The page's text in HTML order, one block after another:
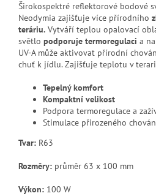
Širokospektré reflektorové bodové
Neodymia zajišťuje více přírodního
teráriu. Vytváří teplou opalovací
světlo podporuje termoregulaci a
UV-A může aktivovat přírodní
chuť k jídlu. Zajišťuje teplotu v
Tepelný komfort
Kompaktní velikost
Podpora termoregulace a
Stimulace přirozeného
Tvar: R63
Rozměry: průměr 63 x 100 mm
Výkon: 100 W